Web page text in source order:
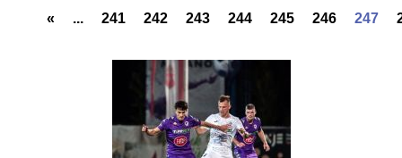
« ... 241 242 243 244 245 246 247